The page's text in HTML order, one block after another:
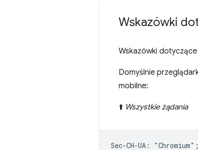
Wskazówki
Wskazówki
Domyślnie
mobilne:
⬆️ Wszystkie żądania
Sec-CH-UA: